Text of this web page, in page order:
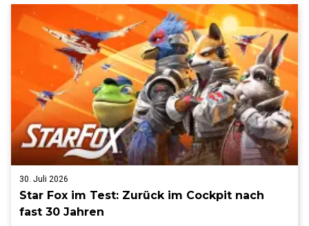
30. Juli 2026
Star Fox im Test: Zurück im Cockpit nach
fast 30 Jahren